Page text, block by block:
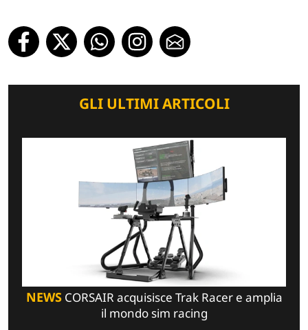
GLI ULTIMI ARTICOLI
NEWSCORSAIR acquisisce Trak Racer e amplia
il mondo sim racing